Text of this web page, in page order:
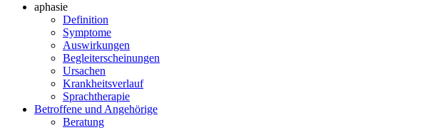
aphasie
Definition
Symptome
Auswirkungen
Begleiterscheinungen
Ursachen
Krankheitsverlauf
Sprachtherapie
Betroffene und Angehörige
Beratung